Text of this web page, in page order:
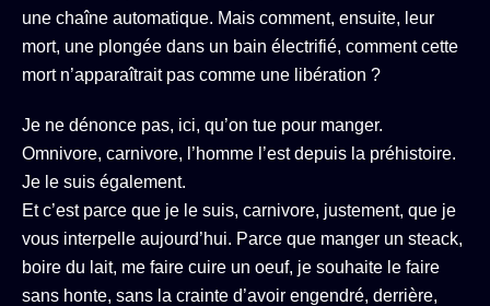
une chaîne automatique. Mais comment, ensuite, leur
mort, une plongée dans un bain électrifié, comment cette
mort n’apparaîtrait pas comme une libération ?
Je ne dénonce pas, ici, qu’on tue pour manger.
Omnivore, carnivore, l’homme l’est depuis la préhistoire.
Je le suis également.
Et c’est parce que je le suis, carnivore, justement, que je
vous interpelle aujourd’hui. Parce que manger un steack,
boire du lait, me faire cuire un oeuf, je souhaite le faire
sans honte, sans la crainte d’avoir engendré, derrière,